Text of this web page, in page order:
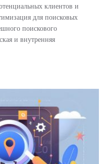
клиентов и
для поисковых
поискового
и внутренняя